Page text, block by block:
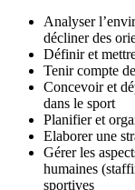
Analyser
décliner des
Définir et
Tenir compte
Concevoir et
dans le sport
Planifier et
Elaborer une
Gérer les
humaines
sportives